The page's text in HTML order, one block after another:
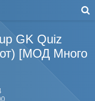
GK Quiz
[МОД Много